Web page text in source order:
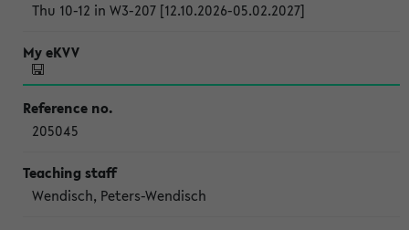
Thu 10-12 in W3-207 [12.10.2026-05.02.2027]
205045
Wendisch, Peters-Wendisch